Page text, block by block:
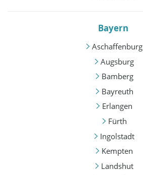
Bayern
Aschaffenburg
Augsburg
Bamberg
Bayreuth
Erlangen
Fürth
Ingolstadt
Kempten
Landshut